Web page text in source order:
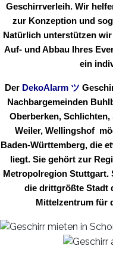
Geschirrverleih. Wir
zur Konzeption und
Natürlich unterstützen
Auf- und Abbau Ihres
ein
Der DekoAlarm ツ
Nachbargemeinden
Oberberken,
Weiler, Wellingshof
Baden-Württemberg, die
liegt. Sie gehört zur
Metropolregion Stuttgart.
die drittgrößte Stadt
Mittelzentrum für